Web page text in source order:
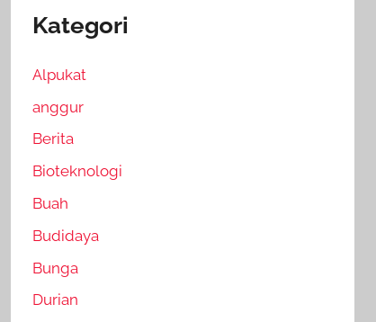
Kategori
Alpukat
anggur
Berita
Bioteknologi
Buah
Budidaya
Bunga
Durian